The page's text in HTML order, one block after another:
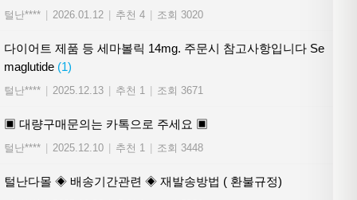
털난**** 2026.01.12 추천 4 조회 3020
다이어트 제품 등 세마볼릭 14mg. 주문시 참고사항입니다 Se
maglutide (1)
털난**** 2025.12.13 추천 1 조회 3671
▣ 대량구매문의는 카톡으로 주세요 ▣
털난**** 2025.12.10 추천 1 조회 3448
털난다몰 ◈ 배송기간관련 ◈ 재발송방법 ( 환불규정)